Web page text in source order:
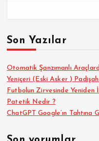
Son Yazılar
Otomatik Şanzımanlı
Yeniçeri (Eski Asker )
Futbolun Zirvesinde Yeniden
Patetik Nedir ?
ChatGPT Google’ın Tahtına